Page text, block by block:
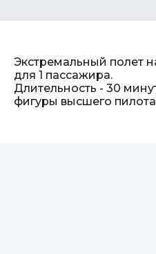
Экстремальный полет
для 1 пассажира.
Длительность - 30
фигуры высшего